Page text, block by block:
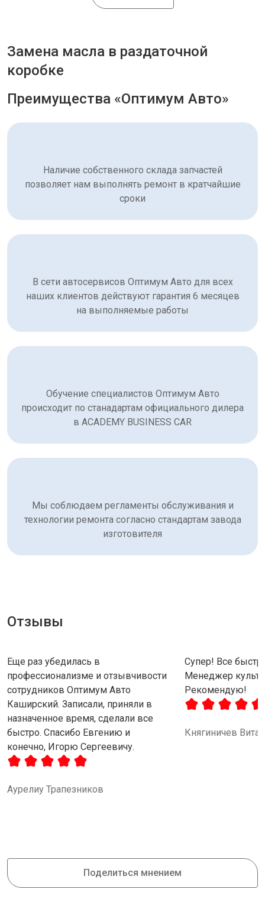
Отзывы
Еще раз убедилась в
профессионализме и отзывчивости
сотрудников Оптимум Авто
Каширский. Записали, приняли в
назначенное время, сделали все
быстро. Спасибо Евгению и
конечно, Игорю Сергеевичу.
Аурелиу Трапезников
Супер! Все
Менеджер
Рекомендую!
Княгиничев
Поделиться мнением
Замена масла в раздаточной
коробке
Преимущества «Оптимум Авто»
Наличие собственного склада запчастей
позволяет нам выполнять ремонт в кратчайшие
сроки
В сети автосервисов Оптимум Авто для всех
наших клиентов действуют гарантия 6 месяцев
на выполняемые работы
Обучение специалистов Оптимум Авто
происходит по станадартам официального дилера
в ACADEMY BUSINESS CAR
Мы соблюдаем регламенты обслуживания и
технологии ремонта согласно стандартам завода
изготовителя